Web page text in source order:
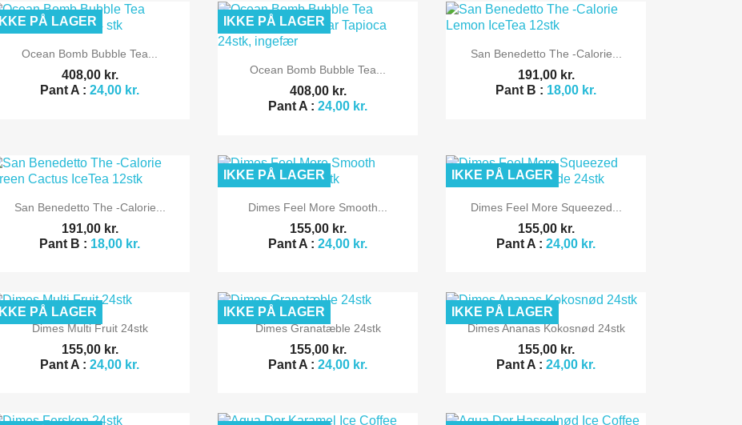
 Vis her
Ocean Bomb Bubble Tea...
408,00 kr.
Pant A :24,00 kr.
IKKE PÅ LAGER
 Vis her
Ocean Bomb Bubble Tea...
408,00 kr.
Pant A :24,00 kr.
IKKE PÅ LAGER
 Vis her
San Benedetto The -Calorie...
191,00 kr.
Pant B : 18,00 kr.
 Vis her
San Benedetto The -Calorie...
191,00 kr.
Pant B : 18,00 kr.
 Vis her
Dimes Feel More Smooth...
155,00 kr.
Pant A :24,00 kr.
IKKE PÅ LAGER
 Vis her
Dimes Feel More Squeezed...
155,00 kr.
Pant A :24,00 kr.
IKKE PÅ LAGER
 Vis her
Dimes Multi Fruit 24stk
155,00 kr.
Pant A :24,00 kr.
IKKE PÅ LAGER
 Vis her
Dimes Granatæble 24stk
155,00 kr.
Pant A :24,00 kr.
IKKE PÅ LAGER
 Vis her
Dimes Ananas Kokosnød 24stk
155,00 kr.
Pant A :24,00 kr.
IKKE PÅ LAGER